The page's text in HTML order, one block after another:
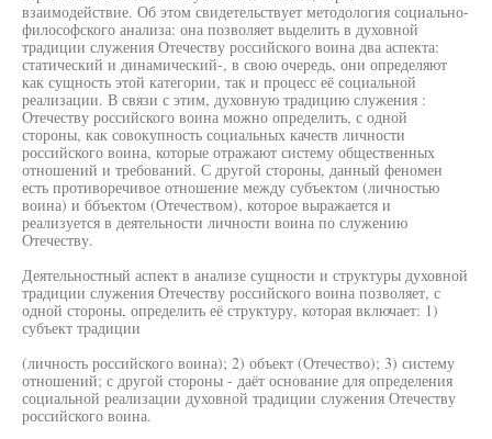
взаимодействие. Об этом свидетельствует методология социально-
философского анализа: она позволяет выделить в духовной
традиции служения Отечеству российского воина два аспекта:
статический и динамический-, в свою очередь, они определяют
как сущность этой категории, так и процесс её социальной
реализации. В связи с этим, духовную традицию служения :
Отечеству российского воина можно определить, с одной
стороны, как совокупность социальных качеств личности
российского воина, которые отражают систему общественных
отношений и требований. С другой стороны, данный феномен
есть противоречивое отношение между субъектом (личностью
воина) и ббъектом (Отечеством), которое выражается и
реализуется в деятельности личности воина по служению
Отечеству.
Деятельностный аспект в анализе сущности и структуры духовной
традиции служения Отечеству российского воина позволяет, с
одной стороны, определить её структуру, которая включает: 1)
субъект традиции
(личность российского воина); 2) объект (Отечество); 3) систему
отношений; с другой стороны - даёт основание для определения
социальной реализации духовной традиции служения Отечеству
российского воина.